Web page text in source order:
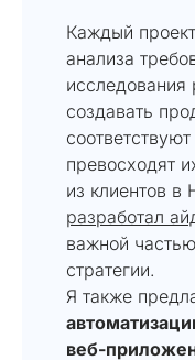
Каждый
анализа
исследования
создавать
превосходят
из клиентов в
разработал
важной
стратегии.
Я также
веб-